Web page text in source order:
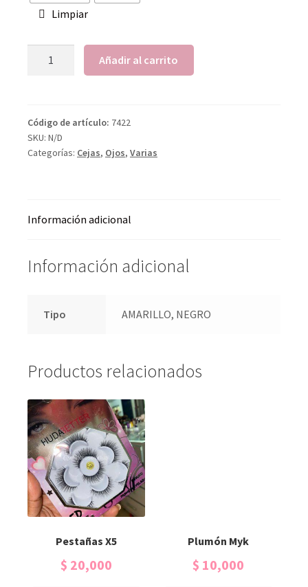
Limpiar
Añadir al carrito
Código de artículo: 7422
SKU: N/D
Categorías: Cejas, Ojos, Varias
Información adicional
Información adicional
Tipo AMARILLO, NEGRO
Productos relacionados
Pestañas X5
$ 20,000
Plumón Myk
$ 10,000